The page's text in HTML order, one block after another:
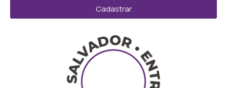
Cadastrar